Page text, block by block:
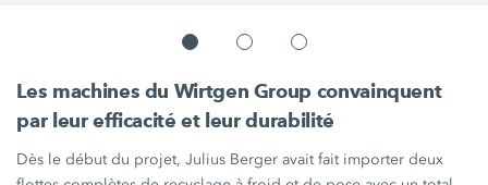
Les machines du Wirtgen Group convainquent
par leur efficacité et leur durabilité
Dès le début du projet, Julius Berger avait fait importer deux